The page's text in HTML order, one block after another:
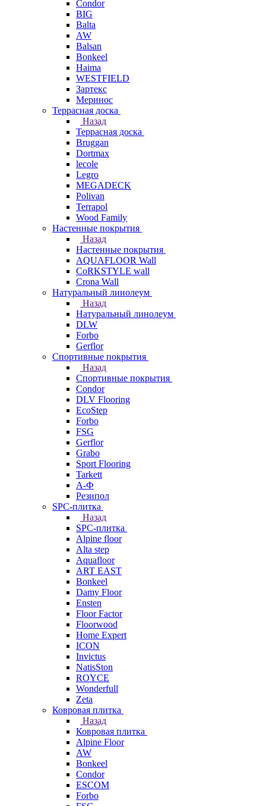
Condor
BIG
Balta
AW
Balsan
Bonkeel
Haima
WESTFIELD
Зартекс
Меринос
Террасная доска
Назад
Террасная доска
Bruggan
Dortmax
lecole
Legro
MEGADECK
Polivan
Terrapol
Wood Family
Настенные покрытия
Назад
Настенные покрытия
AQUAFLOOR Wall
CoRKSTYLE wall
Crona Wall
Натуральный линолеум
Назад
Натуральный линолеум
DLW
Forbo
Gerflor
Спортивные покрытия
Назад
Спортивные покрытия
Condor
DLV Flooring
EcoStep
Forbo
FSG
Gerflor
Grabo
Sport Flooring
Tarkett
А-Ф
Резипол
SPC-плитка
Назад
SPC-плитка
Alpine floor
Alta step
Aquafloor
ART EAST
Bonkeel
Damy Floor
Ensten
Floor Factor
Floorwood
Home Expert
ICON
Invictus
NatisSton
ROYCE
Wonderfull
Zeta
Ковровая плитка
Назад
Ковровая плитка
Alpine Floor
AW
Bonkeel
Condor
ESCOM
Forbo